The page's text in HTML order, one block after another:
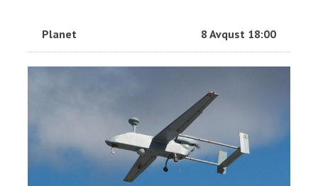
Planet 8 Avqust 18:00